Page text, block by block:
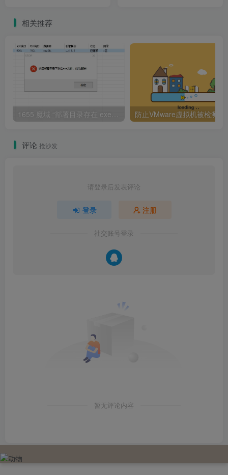
相关推荐
1655 魔域 “部署目录存在 exe 文件” 报错解决指南
评论 抢沙发
请登录后发表评论
登录 注册
社交账号登录
暂无评论内容